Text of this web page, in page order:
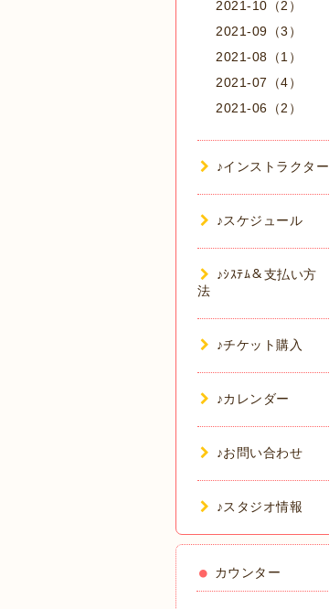
2021-10（2）
2021-09（3）
2021-08（1）
2021-07（4）
2021-06（2）
♪インストラクター
♪スケジュール
♪ｼｽﾃﾑ＆支払い方
法
♪チケット購入
♪カレンダー
♪お問い合わせ
♪スタジオ情報
カウンター